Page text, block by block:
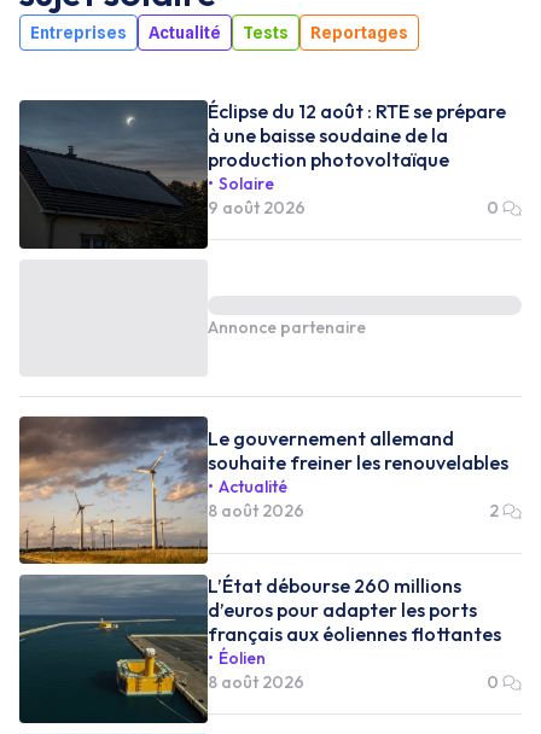
Entreprises Actualité Tests Reportages
Éclipse du 12 août : RTE se prépare
à une baisse soudaine de la
production photovoltaïque
Solaire
9 août 2026
0
Annonce partenaire
Le gouvernement allemand
souhaite freiner les renouvelables
Actualité
8 août 2026
2
L’État débourse 260 millions
d’euros pour adapter les ports
français aux éoliennes flottantes
Éolien
8 août 2026
0